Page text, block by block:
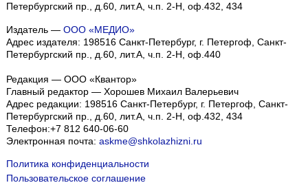
Петербургский пр., д.60, лит.А, ч.п. 2-Н, оф.432, 434
Издатель — ООО «МЕДИО»
Адрес издателя: 198516 Санкт-Петербург, г. Петергоф, Санкт-
Петербургский пр., д.60, лит.А, ч.п. 2-Н, оф.440
Редакция — ООО «Квантор»
Главный редактор — Хорошев Михаил Валерьевич
Адрес редакции: 198516 Санкт-Петербург, г. Петергоф, Санкт-
Петербургский пр., д.60, лит.А, ч.п. 2-Н, оф.432, 434
Телефон:+7 812 640-06-60
Электронная почта: askme@shkolazhizni.ru
Политика конфиденциальности
Пользовательское соглашение